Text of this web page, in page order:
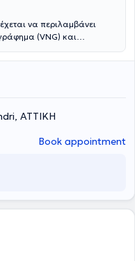
να περιλαμβάνει
(VNG) και
ΑΤΤΙΚΗ
Book appointment